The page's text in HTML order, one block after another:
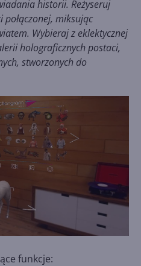
historii. Reżyseruj
połączonej, miksując
Wybieraj z eklektycznej
holograficznych postaci,
stworzonych do
funkcje: